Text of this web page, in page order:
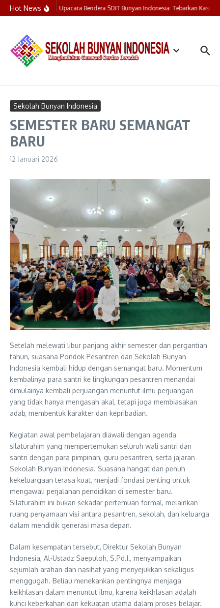
Lewati ke konten
Hot News Upacara Bendera SDIT Bunyan Indonesia: Tebarkan Kasih,
Sekolah Bunyan Indonesia
SEMESTER BARU SEMANGAT
BARU
12 Januari 2026
Setelah melewati libur panjang akhir semester dan pergantian
tahun, suasana Pondok Pesantren dan Sekolah Bunyan
Indonesia kembali hidup dengan semangat baru. Momentum
kembalinya para santri ke lingkungan pesantren menandai
dimulainya kembali perjuangan menuntut ilmu perjuangan
yang tidak hanya mengasah akal, tetapi juga membiasakan
adab, membentuk karakter dan kepribadian.
Kegiatan awal pembelajaran diawali dengan agenda
silaturahim yang mempertemukan seluruh wali santri dan
santri dengan para pimpinan, guru pesantren, serta jajaran
Sekolah Bunyan Indonesia. Suasana hangat dan penuh
kekeluargaan terasa kuat, menjadi fondasi penting untuk
mengawali perjalanan pendidikan di semester baru.
Silaturahim ini bukan sekadar pertemuan formal, melainkan
ruang penyamaan visi antara pesantren, sekolah, dan keluarga
dalam mendidik generasi masa depan.
Dalam kesempatan tersebut, Direktur Sekolah Bunyan
Indonesia, Al-Ustadz Saepuloh, S.Pd.I., menyampaikan
sejumlah arahan dan nasihat yang menyejukkan sekaligus
menggugah. Beliau menekankan pentingnya menjaga
keikhlasan dalam menuntut ilmu, karena keikhlasan adalah
kunci keberkahan dan kekuatan utama dalam proses belajar.